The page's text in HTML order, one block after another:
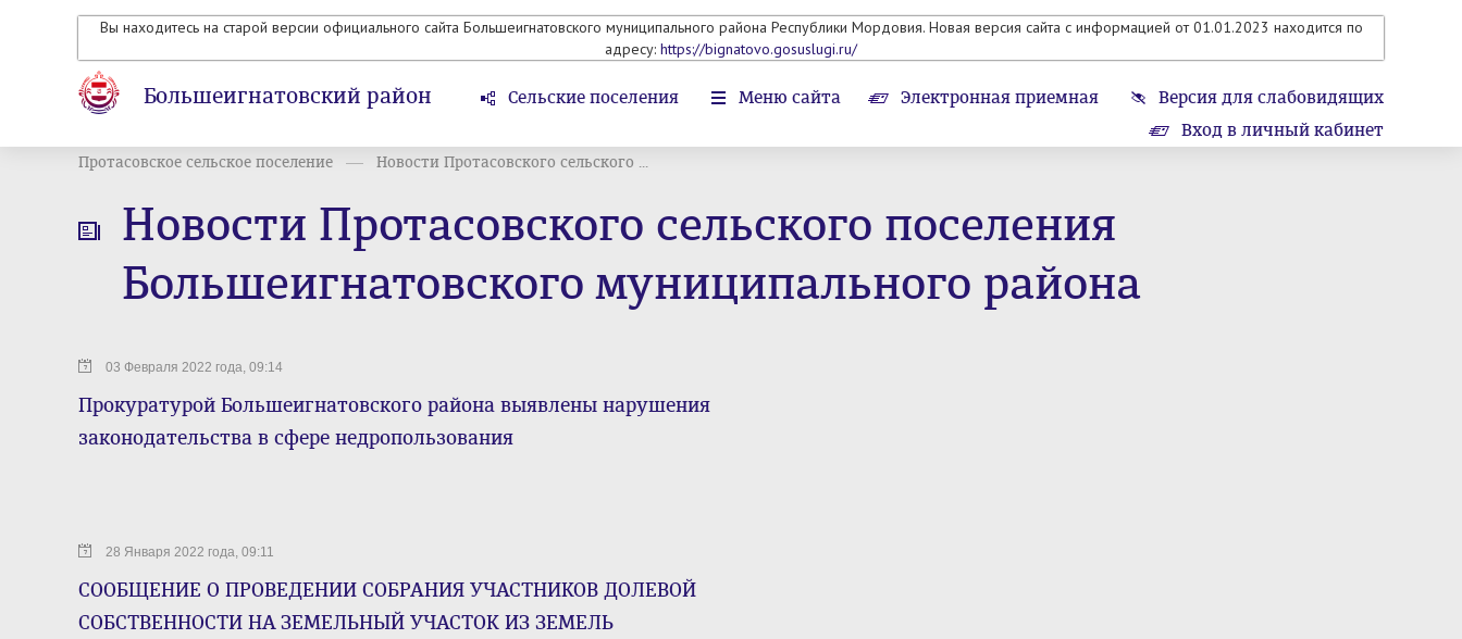
Вы находитесь на старой версии официального сайта Большеигнатовского муниципального района Республики Мордовия. Новая версия сайта с информацией от 01.01.2023 находится по
адресу: https://bignatovo.gosuslugi.ru/
Большеигнатовский район Сельские поселения Меню сайта Электронная приемная
Версия для слабовидящих
Вход в личный кабинет
Протасовское сельское поселение Новости Протасовского сельского ...
Новости Протасовского сельского поселения
Большеигнатовского муниципального района
03 Февраля 2022 года, 09:14
Прокуратурой Большеигнатовского района выявлены нарушения
законодательства в сфере недропользования
28 Января 2022 года, 09:11
СООБЩЕНИЕ О ПРОВЕДЕНИИ СОБРАНИЯ УЧАСТНИКОВ ДОЛЕВОЙ
СОБСТВЕННОСТИ НА ЗЕМЕЛЬНЫЙ УЧАСТОК ИЗ ЗЕМЕЛЬ